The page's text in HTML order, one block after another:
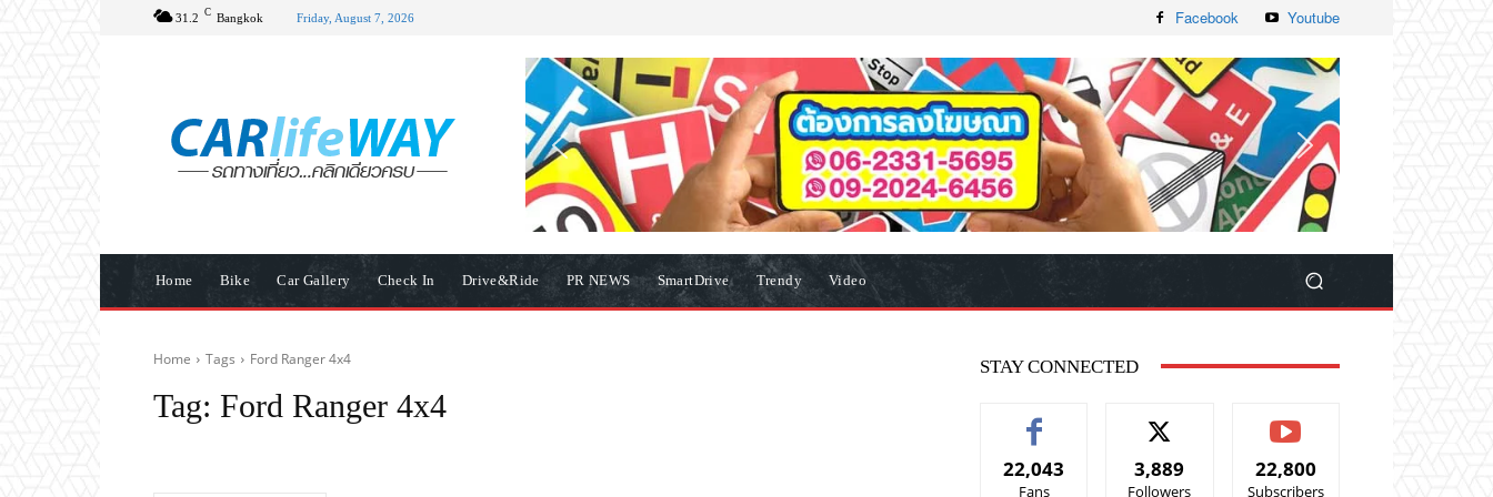
31.2 C Bangkok Friday, August 7, 2026 Facebook Youtube
Home Bike Car Gallery Check In Drive&Ride PR NEWS SmartDrive Trendy Video
Home Tags Ford Ranger 4x4
Tag: Ford Ranger 4x4
STAY CONNECTED
22,043
Fans
3,889
Followers
22,800
Subscribers